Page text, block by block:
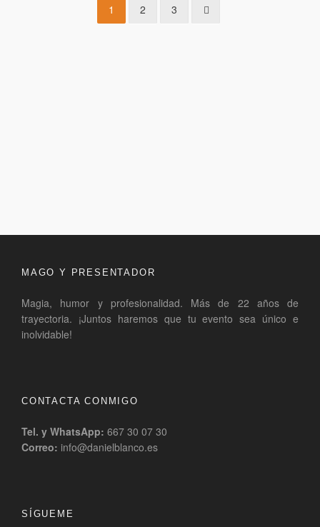
1 2 3
MAGO Y PRESENTADOR
Magia, humor y profesionalidad. Más de 22 años de
trayectoria. ¡Juntos haremos que tu evento sea único e
inolvidable!
CONTACTA CONMIGO
Tel. y WhatsApp: 667 30 07 30
Correo: info@danielblanco.es
SÍGUEME